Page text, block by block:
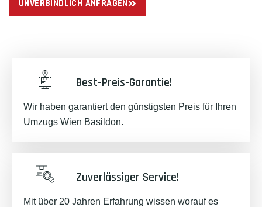
UNVERBINDLICH ANFRAGEN
Best-Preis-Garantie!
Wir haben garantiert den günstigsten Preis für Ihren
Umzugs Wien Basildon.
Zuverlässiger Service!
Mit über 20 Jahren Erfahrung wissen worauf es